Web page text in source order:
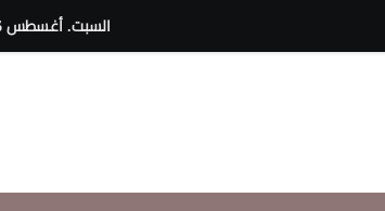
«يسألوا عنك» أولى مفاجآت الكينج محمد منير لصيف 2026
السبت. أغسطس 8th, 2026